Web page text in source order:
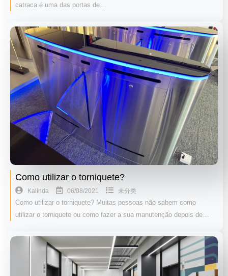
catraca é uma das portas de…
Como utilizar o torniquete?
Kalinda 06/08/2021 未分类
Como utilizar o torniquete? Muitas pessoas não sabem como
utilizar o torniquete ou como fazer a sua manutenção depois de…